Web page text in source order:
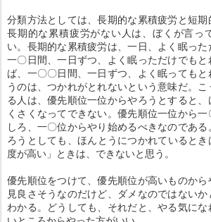
分類方法としては、長期的な累積疲労と短期
長期的な累積疲労がない人は、ぼくが言っ
い。長期的な累積疲労は、一日、よく眠った
一〇日間、一日ずつ、よく眠っただけでもと
ば、一〇〇日間、一日ずつ、よく眠っても
うのは、つかれがとれないという意味だ。
る人は、優先順位一位からやろうとすると
くさくなってできない。優先順位一位から
しろ、一〇位からやり始めるべきなのであ
ろうとしても、ほんとうにつかれていると
度が高い」ときは、できないと思う。
優先順位をつけて、優先順位が高いものか
見良さそうなのだけど、ダメなのではない
わかる。どうしても、それだと、やる気に